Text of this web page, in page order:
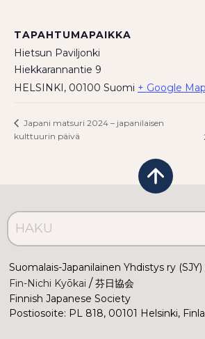
TAPAHTUMAPAIKKA
Hietsun Paviljonki
Hiekkarannantie 9
HELSINKI, 00100 Suomi + Google Map
Japani matsuri 2024 – japanilaisen
kulttuurin päivä
Suomalais-Japanilainen Yhdistys ry (SJY)
Fin-Nichi Kyōkai / 芬日協会
Finnish Japanese Society
Postiosoite: PL 818, 00101 Helsinki,